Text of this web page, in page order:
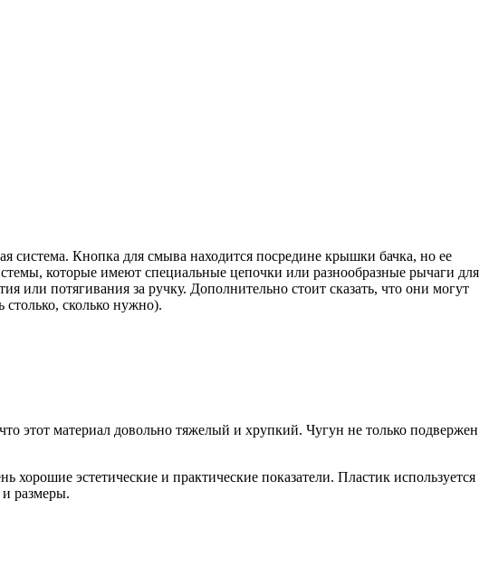
Кнопка для смыва находится посредине крышки бачка, но ее
которые имеют специальные цепочки или разнообразные рычаги для
или потягивания за ручку. Дополнительно стоит сказать, что они могут
столько, сколько нужно).
этот материал довольно тяжелый и хрупкий. Чугун не только подвержен
эстетические и практические показатели. Пластик используется
размеры.